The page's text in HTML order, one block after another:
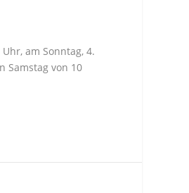
am Sonntag, 4.
Samstag von 10